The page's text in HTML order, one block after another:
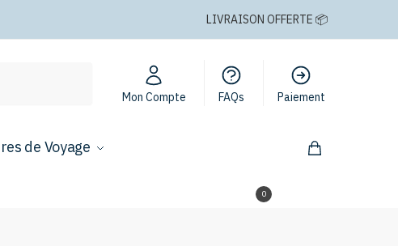
LIVRAISON OFFERTE 📦
Mon Compte FAQs Paiement
de Voyage
0